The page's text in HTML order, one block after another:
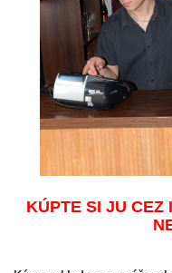
KÚPTE SI JU CEZ